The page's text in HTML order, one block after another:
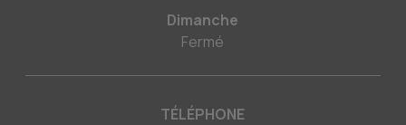
Dimanche
Fermé
TÉLÉPHONE